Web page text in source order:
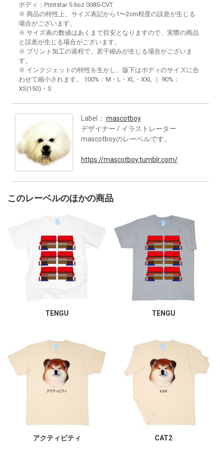
ボディ：Printstar 5.6oz 0085-CVT
※ 商品の特性上、サイズ表記から1〜2cm程度の誤差が生じる
場合がございます。
※ サイズ表の数値はあくまで目安となりますので、実際の商品
と誤差が生じる場合がございます。
※ プリント加工の過程で、若干縮みが生じる場合がございま
す。
※ インクジェットの特性を生かし、版下はボディのサイズに合
わせて縮小されます。 100%：M・L・XL・XXL ｜ 90%：
XS(150)・S
Label： mascotboy
デザイナー / イラストレーター
mascotboyのレーベルです。
https://mascotboy.tumblr.com/
このレーベルのほかの商品
TENGU TENGU
アクティビティ CAT2